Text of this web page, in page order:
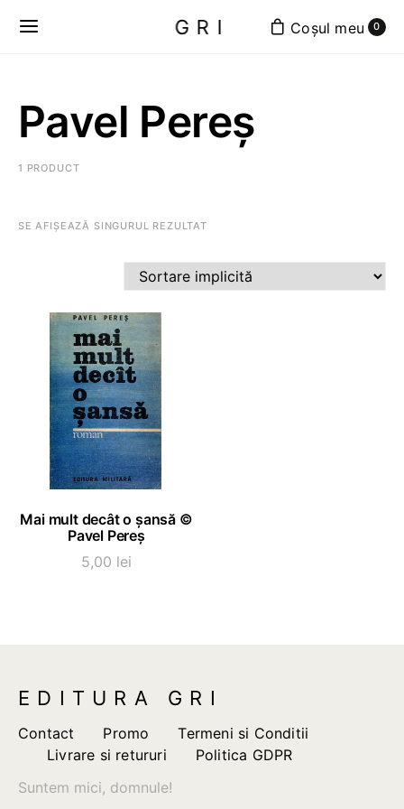
GRI 0
Pavel Pereș
1 PRODUCT
SE AFIȘEAZĂ SINGURUL REZULTAT
ADAUGĂ ÎN COȘ
Mai mult decât o șansă ©
Pavel Pereș
5,00 lei
EDITURA GRI
Contact Promo
Termeni si Conditii
Livrare si retururi
Politica GDPR
Suntem mici, domnule!